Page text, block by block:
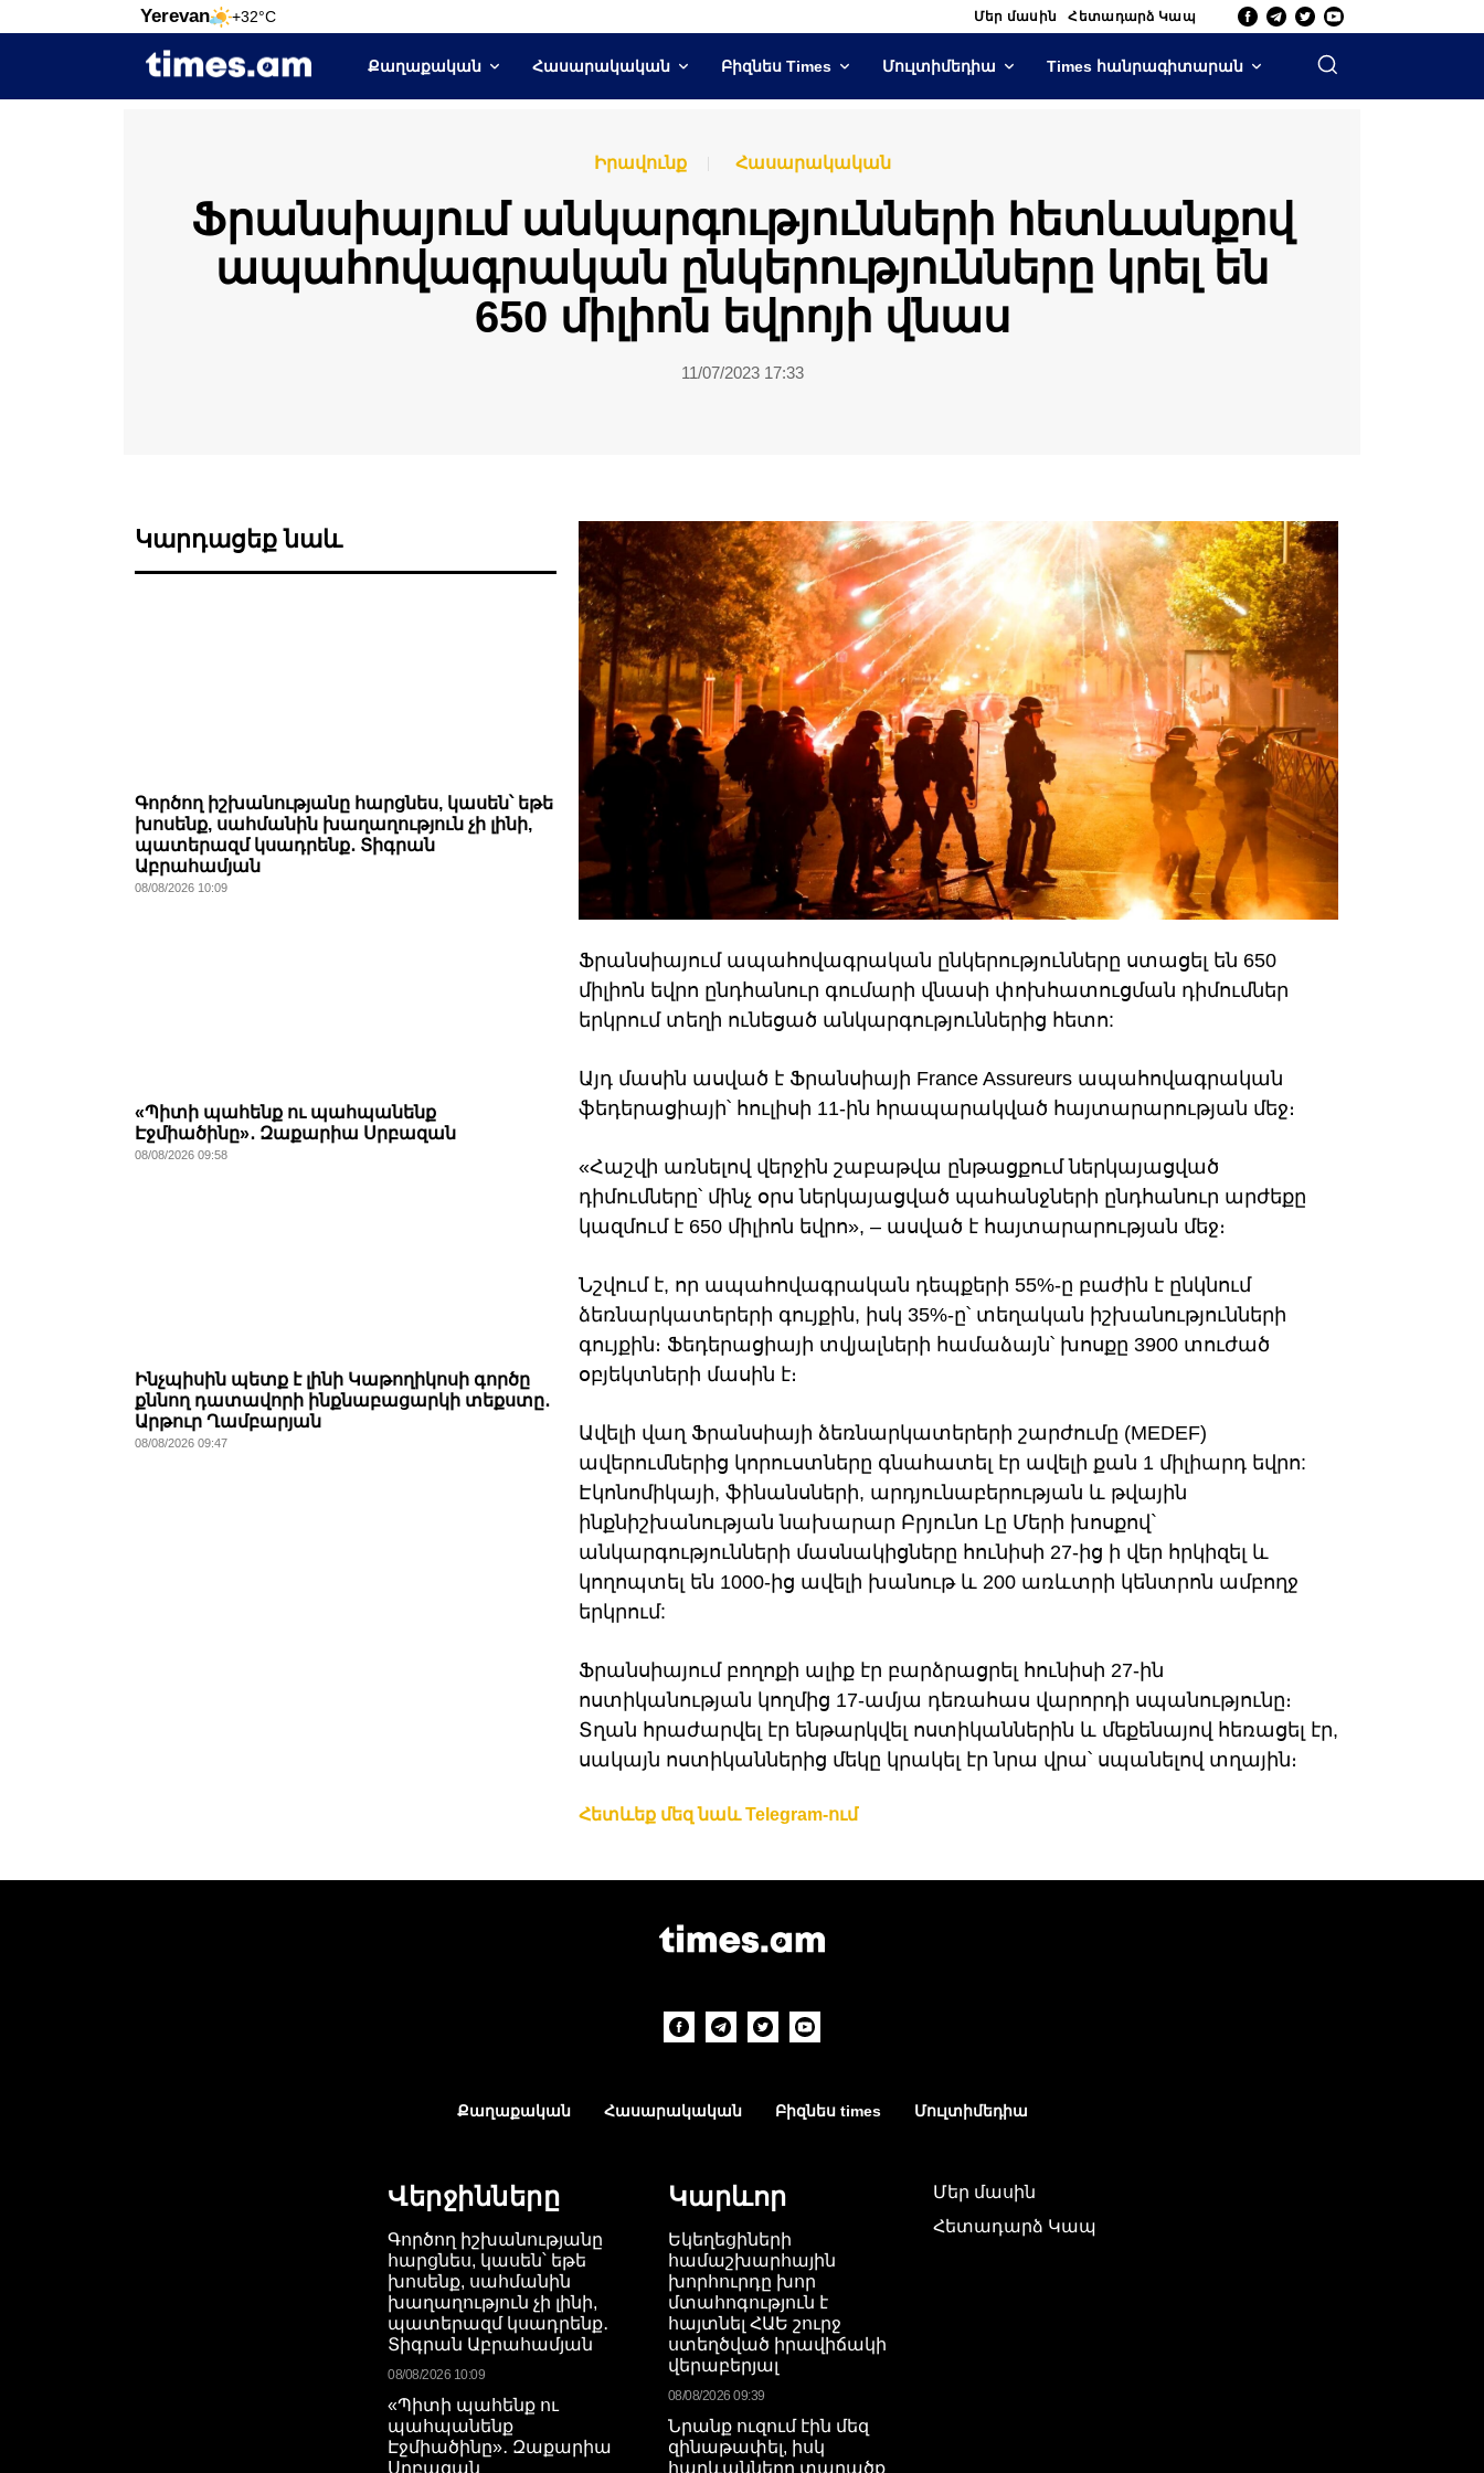
Yerevan +32°C Մեր մասին Հետադարձ Կապ
Քաղաքական Հասարակական Բիզնես Times Մուլտիմեդիա Times հանրագիտարան
Իրավունք Հասարակական
Ֆրանսիայում անկարգությունների հետևանքով
ապահովագրական ընկերությունները կրել են
650 միլիոն եվրոյի վնաս
11/07/2023 17:33
Կարդացեք նաև
Գործող իշխանությանը հարցնես, կասեն՝ եթե
խոսենք, սահմանին խաղաղություն չի լինի,
պատերազմ կսադրենք․ Տիգրան
Աբրահամյան
08/08/2026 10:09
«Պիտի պահենք ու պահպանենք
Էջմիածինը»․ Զաքարիա Սրբազան
08/08/2026 09:58
Ինչպիսին պետք է լինի Կաթողիկոսի գործը
քննող դատավորի ինքնաբացարկի տեքստը․
Արթուր Ղամբարյան
08/08/2026 09:47
Ֆրանսիայում ապահովագրական ընկերությունները ստացել են 650
միլիոն եվրո ընդհանուր գումարի վնասի փոխհատուցման դիմումներ
երկրում տեղի ունեցած անկարգություններից հետո:
Այդ մասին ասված է Ֆրանսիայի France Assureurs ապահովագրական
ֆեդերացիայի՝ հուլիսի 11-ին հրապարակված հայտարարության մեջ։
«Հաշվի առնելով վերջին շաբաթվա ընթացքում ներկայացված
դիմումները՝ մինչ օրս ներկայացված պահանջների ընդհանուր արժեքը
կազմում է 650 միլիոն եվրո», – ասված է հայտարարության մեջ։
Նշվում է, որ ապահովագրական դեպքերի 55%-ը բաժին է ընկնում
ձեռնարկատերերի գույքին, իսկ 35%-ը՝ տեղական իշխանությունների
գույքին։ Ֆեդերացիայի տվյալների համաձայն՝ խոսքը 3900 տուժած
օբյեկտների մասին է։
Ավելի վաղ Ֆրանսիայի ձեռնարկատերերի շարժումը (MEDEF)
ավերումներից կորուստները գնահատել էր ավելի քան 1 միլիարդ եվրո:
Էկոնոմիկայի, ֆինանսների, արդյունաբերության և թվային
ինքնիշխանության նախարար Բրյունո Լը Մերի խոսքով`
անկարգությունների մասնակիցները հունիսի 27-ից ի վեր հրկիզել և
կողոպտել են 1000-ից ավելի խանութ և 200 առևտրի կենտրոն ամբողջ
երկրում:
Ֆրանսիայում բողոքի ալիք էր բարձրացրել հունիսի 27-ին
ոստիկանության կողմից 17-ամյա դեռահաս վարորդի սպանությունը։
Տղան հրաժարվել էր ենթարկվել ոստիկաններին և մեքենայով հեռացել էր,
սակայն ոստիկաններից մեկը կրակել էր նրա վրա՝ սպանելով տղային։
Հետևեք մեզ նաև Telegram-ում
Քաղաքական Հասարակական Բիզնես times Մուլտիմեդիա
Վերջինները
Գործող իշխանությանը
հարցնես, կասեն՝ եթե
խոսենք, սահմանին
խաղաղություն չի լինի,
պատերազմ կսադրենք․
Տիգրան Աբրահամյան
08/08/2026 10:09
«Պիտի պահենք ու
պահպանենք
Էջմիածինը»․ Զաքարիա
Սրբազան
Կարևոր
Եկեղեցիների
համաշխարհային
խորհուրդը խոր
մտահոգություն է
հայտնել ՀԱԵ շուրջ
ստեղծված իրավիճակի
վերաբերյալ
08/08/2026 09:39
Նրանք ուզում էին մեզ
զինաթափել, իսկ
հարևանները տարածք
Մեր մասին
Հետադարձ Կապ